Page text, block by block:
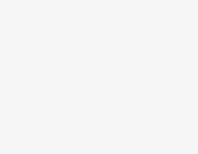
ประชาช
ปีงบประ
วัน
เทศบาลตำบลสูงเนิน